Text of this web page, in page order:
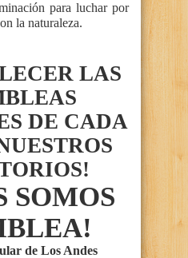
para luchar por
la naturaleza.
LAS
DE CADA
SOMOS
de Los Andes